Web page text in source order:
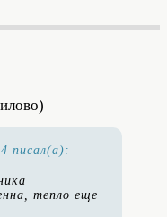
писал(а):
тепло еще